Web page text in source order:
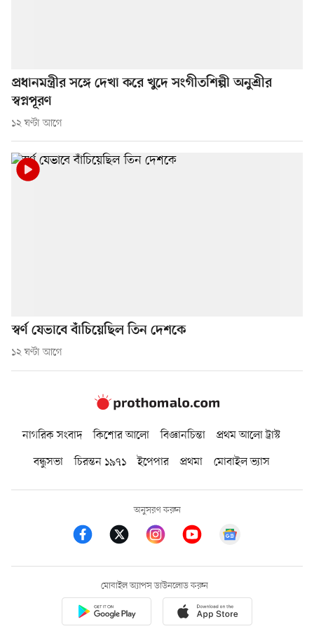
প্রধানমন্ত্রীর সঙ্গে দেখা করে খুদে সংগীতশিল্পী অনুশ্রীর
স্বপ্নপূরণ
১২ ঘণ্টা আগে
স্বর্ণ যেভাবে বাঁচিয়েছিল তিন দেশকে
১২ ঘণ্টা আগে
নাগরিক সংবাদ কিশোর আলো বিজ্ঞানচিন্তা
প্রথম আলো ট্রাস্ট
বন্ধুসভা
চিরন্তন ১৯৭১ ইপেপার প্রথমা মোবাইল ভ্যাস
অনুসরণ করুন
মোবাইল অ্যাপস ডাউনলোড করুন